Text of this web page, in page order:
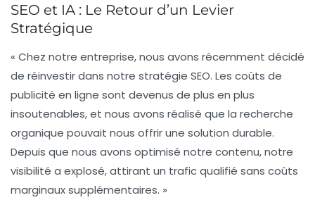
SEO et IA : Le Retour d’un Levier
Stratégique
« Chez notre entreprise, nous avons récemment décidé
de réinvestir dans notre stratégie SEO. Les coûts de
publicité en ligne sont devenus de plus en plus
insoutenables, et nous avons réalisé que la recherche
organique pouvait nous offrir une solution durable.
Depuis que nous avons optimisé notre contenu, notre
visibilité a explosé, attirant un trafic qualifié sans coûts
marginaux supplémentaires. »